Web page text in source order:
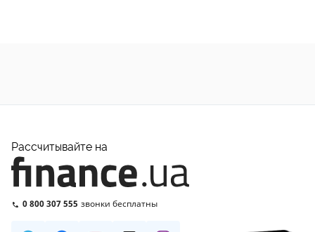
Рассчитывайте на
0 800 307 555 звонки бесплатны